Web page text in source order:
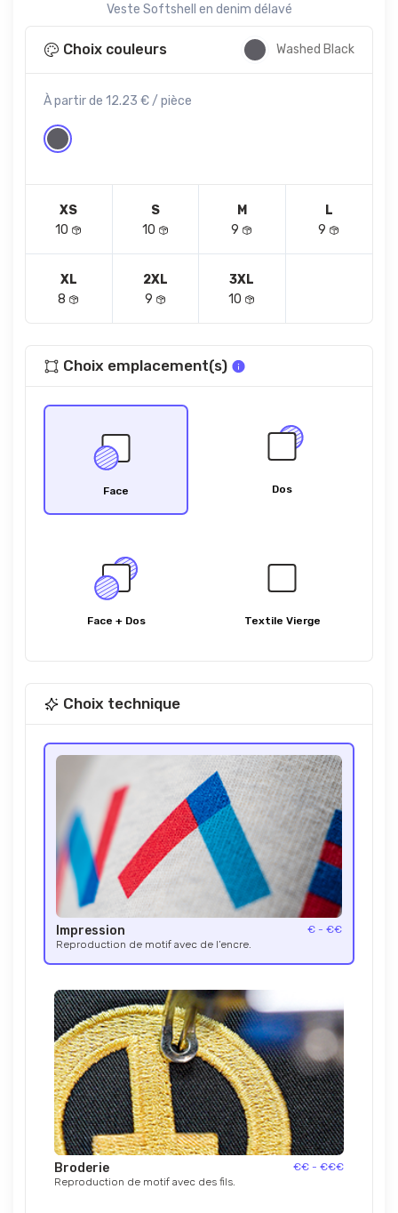
Veste Softshell en denim délavé
Choix couleurs Washed Black
À partir de 12.23 € / pièce
XS
10
S
10
M
9
L
9
XL
8
2XL
9
3XL
10
Choix emplacement(s)
Face Dos
Face + Dos Textile Vierge
Choix technique
Impression
€ - €€
Reproduction de motif avec de l’encre.
Broderie
€€ - €€€
Reproduction de motif avec des fils.